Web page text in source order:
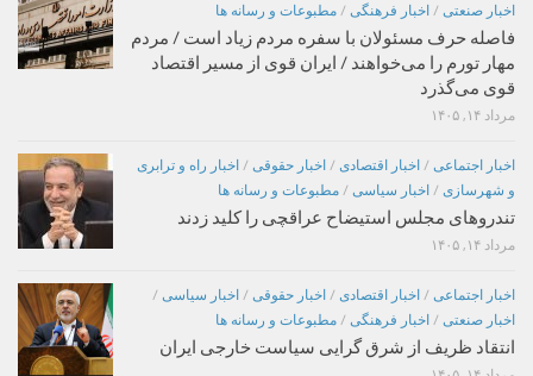
اخبار صنعتی / اخبار فرهنگی / مطبوعات و رسانه ها
فاصله حرف مسئولان با سفره مردم زیاد است / مردم
مهار تورم را می‌خواهند / ایران قوی از مسیر اقتصاد
قوی می‌گذرد
مرداد ۱۴, ۱۴۰۵
اخبار اجتماعی / اخبار اقتصادی / اخبار حقوقی / اخبار راه و ترابری
و شهرسازی / اخبار سیاسی / مطبوعات و رسانه ها
تندروهای مجلس استیضاح عراقچی را کلید زدند
مرداد ۱۴, ۱۴۰۵
اخبار اجتماعی / اخبار اقتصادی / اخبار حقوقی / اخبار سیاسی /
اخبار صنعتی / اخبار فرهنگی / مطبوعات و رسانه ها
انتقاد ظریف از شرق گرایی سیاست خارجی ایران